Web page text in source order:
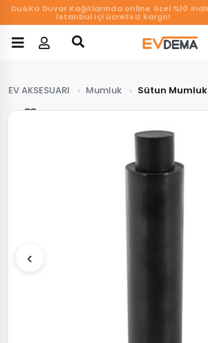
İstanbul içi ücretsiz kargo!
EV AKSESUARI Mumluk Sütun Mumluk
‹